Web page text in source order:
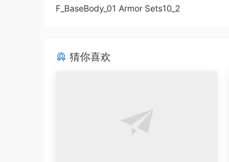
F_BaseBody_01 Armor Sets10_2
猜你喜欢